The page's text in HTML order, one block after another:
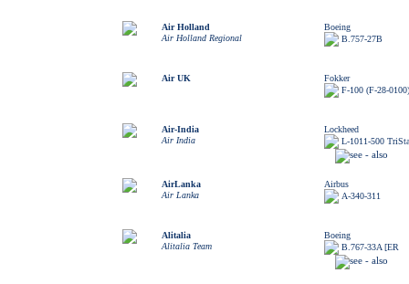
Air Holland
Air Holland Regional
Boeing
B.757-27B
Air UK
Fokker
F-100 (F-28-0100)
Air-India
Air India
Lockheed
L-1011-500
AirLanka
Air Lanka
Airbus
A-340-311
Alitalia
Alitalia Team
Boeing
B.767-33A [ER